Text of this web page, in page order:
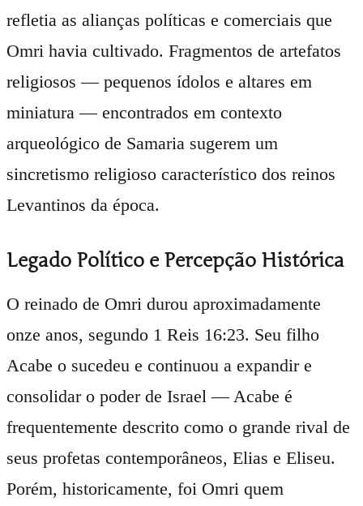
refletia as alianças políticas e comerciais que
Omri havia cultivado. Fragmentos de artefatos
religiosos — pequenos ídolos e altares em
miniatura — encontrados em contexto
arqueológico de Samaria sugerem um
sincretismo religioso característico dos reinos
Levantinos da época.
Legado Político e Percepção Histórica
O reinado de Omri durou aproximadamente
onze anos, segundo 1 Reis 16:23. Seu filho
Acabe o sucedeu e continuou a expandir e
consolidar o poder de Israel — Acabe é
frequentemente descrito como o grande rival de
seus profetas contemporâneos, Elias e Eliseu.
Porém, historicamente, foi Omri quem